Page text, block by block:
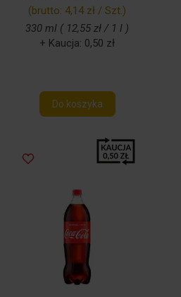
(brutto: 4,14 zł / Szt.)
330 ml ( 12,55 zł / 1 l )
+ Kaucja: 0,50 zł
Do koszyka